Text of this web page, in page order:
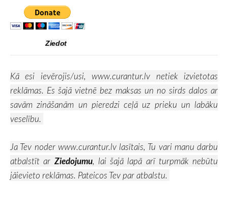
Ziedot
Kā esi ievērojis/usi, www.curantur.lv netiek izvietotas
reklāmas. Es šajā vietnē bez maksas un no sirds dalos ar
savām zināšanām un pieredzi ceļā uz prieku un labāku
veselību.
Ja Tev noder www.curantur.lvlasītais, Tu vari manu darbu
atbalstīt ar Ziedojumu, lai šajā lapā arī turpmāk nebūtu
jāievieto reklāmas. Pateicos Tev par atbalstu.